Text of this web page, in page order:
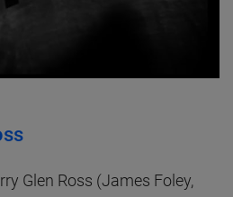
Glen Ross (James Foley,